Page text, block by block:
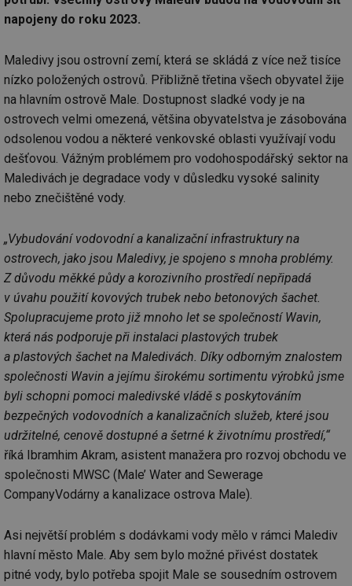
napojeny do roku 2023.
Maledivy jsou ostrovní zemí, která se skládá z více než tisíce
nízko položených ostrovů. Přibližně třetina všech obyvatel žije
na hlavním ostrově Male. Dostupnost sladké vody je na
ostrovech velmi omezená, většina obyvatelstva je zásobována
odsolenou vodou a některé venkovské oblasti využívají vodu
dešťovou. Vážným problémem pro vodohospodářský sektor na
Maledivách je degradace vody v důsledku vysoké salinity
nebo znečištěné vody.
„Vybudování vodovodní a kanalizační infrastruktury na
ostrovech, jako jsou Maledivy, je spojeno s mnoha problémy.
Z důvodu měkké půdy a korozivního prostředí nepřipadá
v úvahu použití kovových trubek nebo betonových šachet.
Spolupracujeme proto již mnoho let se společností Wavin,
která nás podporuje při instalaci plastových trubek
a plastových šachet na Maledivách. Díky odborným znalostem
společnosti Wavin a jejímu širokému sortimentu výrobků jsme
byli schopni pomoci maledivské vládě s poskytováním
bezpečných vodovodních a kanalizačních služeb, které jsou
udržitelné, cenově dostupné a šetrné k životnímu prostředí,“
říká Ibramhim Akram, asistent manažera pro rozvoj obchodu ve
společnosti MWSC (Male’ Water and Sewerage
CompanyVodárny a kanalizace ostrova Male).
Asi největší problém s dodávkami vody mělo v rámci Malediv
hlavní město Male. Aby sem bylo možné přivést dostatek
pitné vody, bylo potřeba spojit Male se sousedním ostrovem